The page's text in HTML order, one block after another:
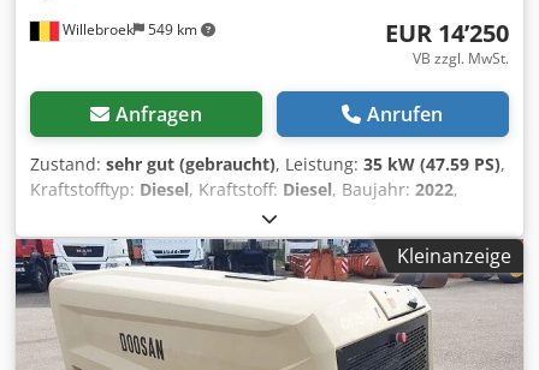
Willebroek 549 km EUR 14’250
VB zzgl. MwSt.
Anfragen Anrufen
Zustand: sehr gut (gebraucht), Leistung: 35 kW (47.59 PS),
Kraftstofftyp: Diesel, Kraftstoff: Diesel, Baujahr: 2022,
, Doosan 77.55 Kompressor – 3000
U/min – 8,6 Bar – 35,5 kW – Gewicht 750 kg – 509
Betriebsstunden Codjyrigvepfx Ap Aeha = Weitere
Informationen = Baujahr: 2022 Verwendungszweck:
Bauwesen Wenden Sie sich an Miguel Cubas, um weitere
Informationen zu erhalten. = Firmeninformationen = We
Kleinanzeige